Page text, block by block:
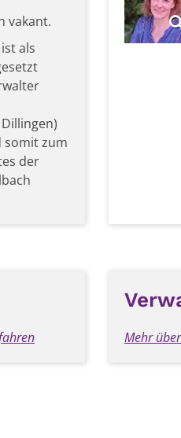
vakant.
als
somit zum
der
Mehr